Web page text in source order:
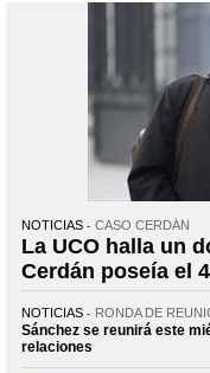
NOTICIAS CASO CERDÁN
La UCO halla un
Cerdán poseía el
NOTICIAS RONDA DE
Sánchez se reunirá este
relaciones